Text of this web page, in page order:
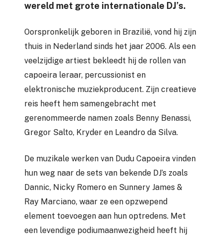
wereld met grote internationale DJ’s.
Oorspronkelijk geboren in Brazilië, vond hij zijn
thuis in Nederland sinds het jaar 2006. Als een
veelzijdige artiest bekleedt hij de rollen van
capoeira leraar, percussionist en
elektronische muziekproducent. Zijn creatieve
reis heeft hem samengebracht met
gerenommeerde namen zoals Benny Benassi,
Gregor Salto, Kryder en Leandro da Silva.
De muzikale werken van Dudu Capoeira vinden
hun weg naar de sets van bekende DJ’s zoals
Dannic, Nicky Romero en Sunnery James &
Ray Marciano, waar ze een opzwepend
element toevoegen aan hun optredens. Met
een levendige podiumaanwezigheid heeft hij